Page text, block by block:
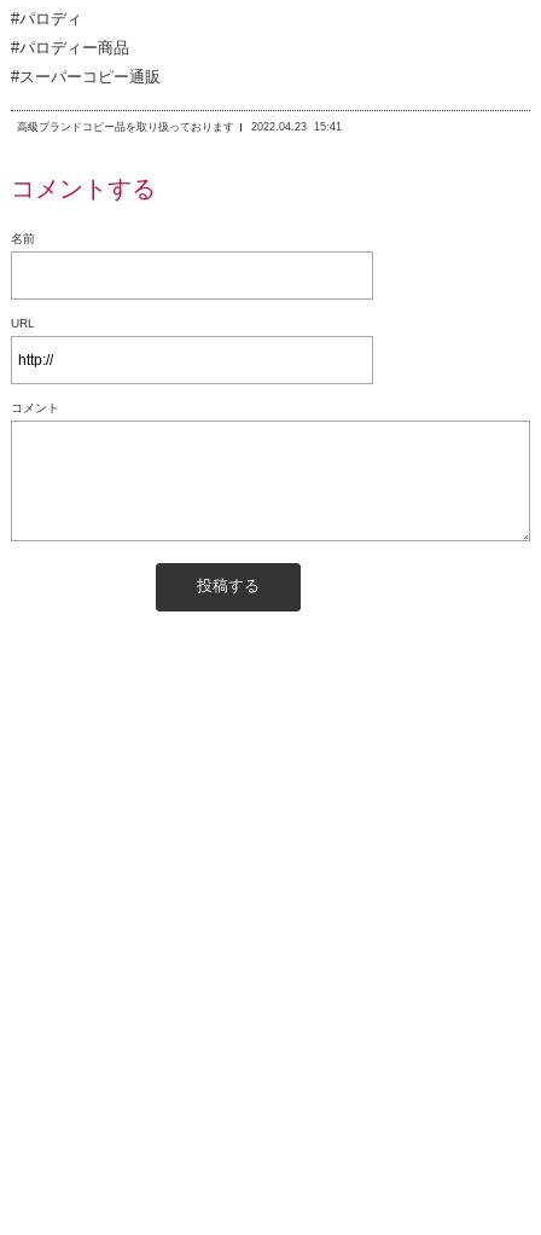
#パロディ
#パロディー商品
#スーパーコピー通販
高級ブランドコピー品を取り扱っております 2022.04.23 15:41
コメントする
名前
URL
コメント